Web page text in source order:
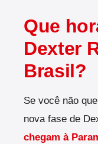
Que
Dexter
Brasil?
Se você não
nova fase de
chegam à